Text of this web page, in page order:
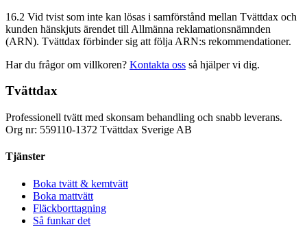
16.2 Vid tvist som inte kan lösas i samförstånd mellan Tvättdax och
kunden hänskjuts ärendet till Allmänna reklamationsnämnden
(ARN). Tvättdax förbinder sig att följa ARN:s rekommendationer.
Har du frågor om villkoren? Kontakta oss så hjälper vi dig.
Tvättdax
Professionell tvätt med skonsam behandling och snabb leverans.
Org nr: 559110-1372 Tvättdax Sverige AB
Tjänster
Boka tvätt & kemtvätt
Boka mattvätt
Fläckborttagning
Så funkar det